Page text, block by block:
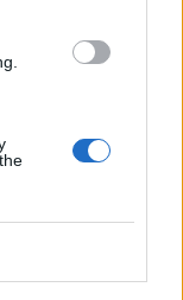
КАРИЛ
2027